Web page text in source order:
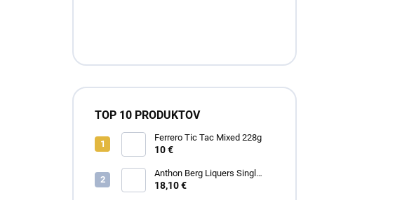
TOP 10 PRODUKTOV
Ferrero Tic Tac Mixed 228g
10 €
Anthon Berg Liquers Singl
Malt 230G
18,10 €